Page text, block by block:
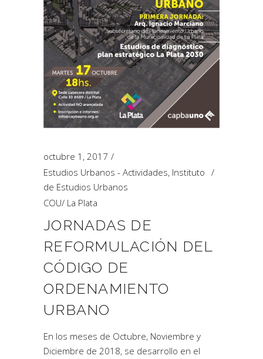
octubre 1, 2017
Estudios Urbanos - Actividades, Instituto
de Estudios Urbanos
COU/ La Plata
JORNADAS DE
REFORMULACIÓN DEL
CÓDIGO DE
ORDENAMIENTO
URBANO
En los meses de Octubre, Noviembre y
Diciembre de 2018, se desarrollo en el